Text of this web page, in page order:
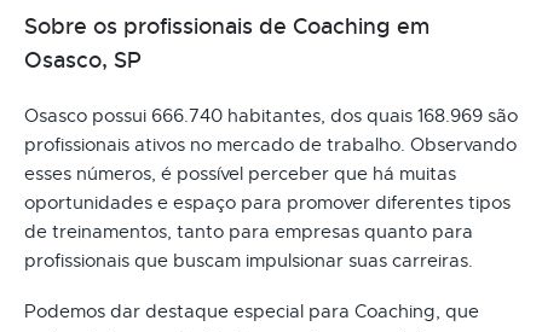
Sobre os profissionais de Coaching em
Osasco, SP
Osasco possui 666.740 habitantes, dos quais 168.969 são
profissionais ativos no mercado de trabalho. Observando
esses números, é possível perceber que há muitas
oportunidades e espaço para promover diferentes tipos
de treinamentos, tanto para empresas quanto para
profissionais que buscam impulsionar suas carreiras.
Podemos dar destaque especial para Coaching, que